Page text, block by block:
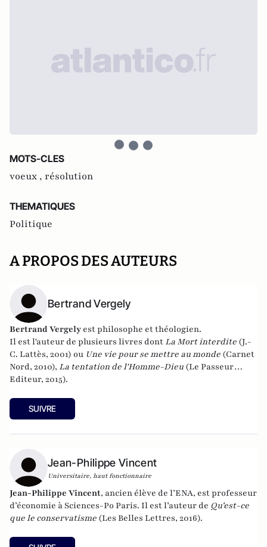
MOTS-CLES
voeux , résolution
THEMATIQUES
Politique
A PROPOS DES AUTEURS
Bertrand Vergely
Bertrand Vergely est philosophe et théologien.
Il est l'auteur de plusieurs livres dont La Mort interdite (J.-
C. Lattès, 2001) ou Une vie pour se mettre au monde (Carnet
Nord, 2010), La tentation de l'Homme-Dieu (Le Passeur
Editeur, 2015).
SUIVRE
Jean-Philippe Vincent
Universitaire, haut fonctionnaire
Jean-Philippe Vincent, ancien élève de l’ENA, est professeur
d’économie à Sciences-Po Paris. Il est l’auteur de Qu’est-ce
que le conservatisme (Les Belles Lettres, 2016).